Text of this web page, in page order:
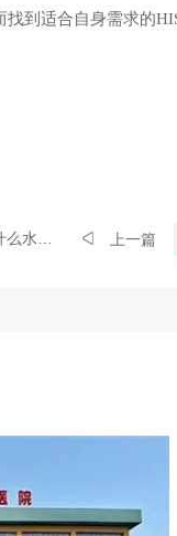
找到适合自身需求的
上一篇